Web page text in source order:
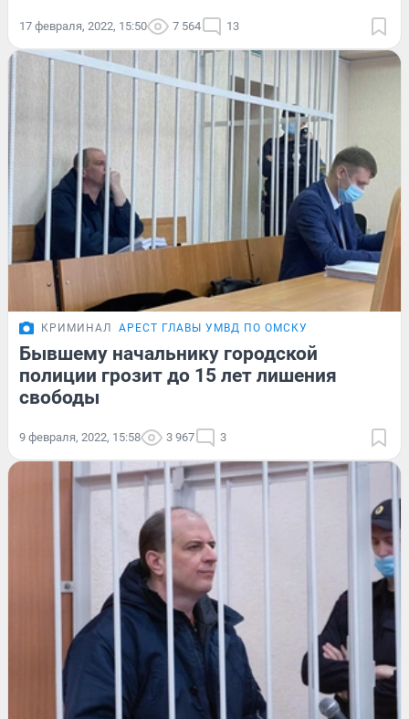
17 февраля, 2022, 15:50 7 564 13
КРИМИНАЛ АРЕСТ ГЛАВЫ УМВД ПО ОМСКУ
Бывшему начальнику городской
полиции грозит до 15 лет лишения
свободы
9 февраля, 2022, 15:58 3 967 3